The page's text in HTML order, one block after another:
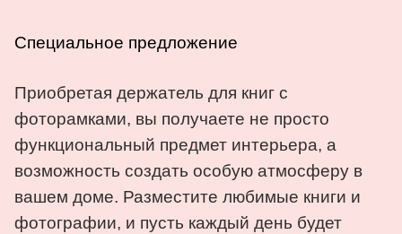
Специальное предложение
Приобретая держатель для книг с
фоторамками, вы получаете не просто
функциональный предмет интерьера, а
возможность создать особую атмосферу в
вашем доме. Разместите любимые книги и
фотографии, и пусть каждый день будет